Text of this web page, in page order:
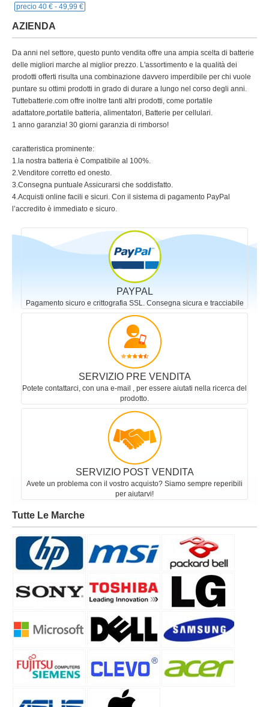
precio 40 € - 49,99 €
AZIENDA
Da anni nel settore, questo punto vendita offre una ampia scelta di batterie
delle migliori marche al miglior prezzo. L'assortimento e la qualità dei
prodotti offerti risulta una combinazione davvero imperdibile per chi vuole
puntare su ottimi prodotti in grado di durare a lungo nel corso degli anni.
Tuttebatterie.com offre inoltre tanti altri prodotti, come portatile
adattatore,portatile batteria, alimentatori, Batterie per cellulari.
1 anno garanzia! 30 giorni garanzia di rimborso!
caratteristica prominente:
1.la nostra batteria è Compatibile al 100%.
2.Venditore corretto ed onesto.
3.Consegna puntuale Assicurarsi che soddisfatto.
4.Acquisti online facili e sicuri. Con il sistema di pagamento PayPal
l’accredito è immediato e sicuro.
PAYPAL
Pagamento sicuro e crittografia SSL. Consegna sicura e tracciabile
SERVIZIO PRE VENDITA
Potete contattarci, con una e-mail , per essere aiutati nella ricerca del
prodotto.
SERVIZIO POST VENDITA
Avete un problema con il vostro acquisto? Siamo sempre reperibili
per aiutarvi!
Tutte Le Marche